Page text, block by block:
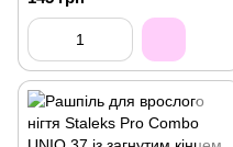
частина лопатки